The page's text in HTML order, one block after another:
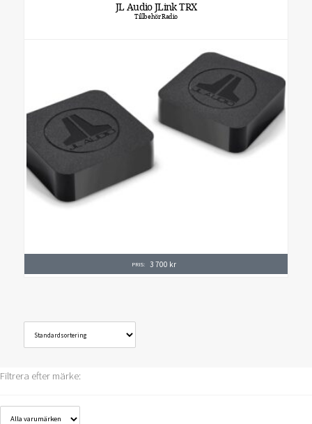
JL Audio JLink TRX
Tillbehör Radio
PRIS: 3 700 kr
Filtrera efter märke: